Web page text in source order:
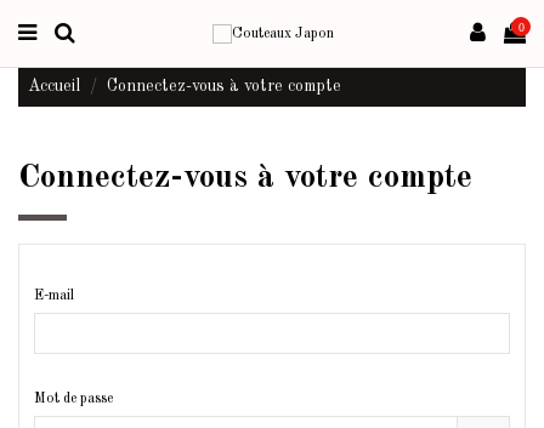
0
Accueil Connectez-vous à votre compte
Connectez-vous à votre compte
E-mail
Mot de passe